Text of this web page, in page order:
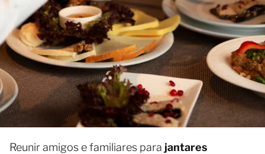
Reunir amigos e familiares para jantares